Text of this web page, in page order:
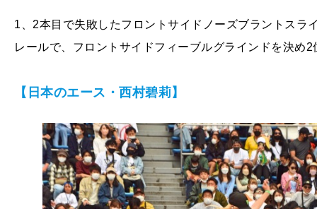
1、2本目で失敗したフロントサイドノーズブラントスラ
レールで、フロントサイドフィーブルグラインドを決め2
【日本のエース・西村碧莉】